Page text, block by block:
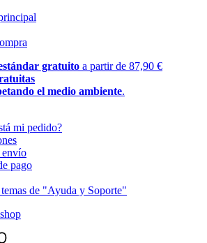
gratuito a partir de 87,90 €
el medio ambiente.
mi pedido?
envío
pago
de "Ayuda y Soporte"